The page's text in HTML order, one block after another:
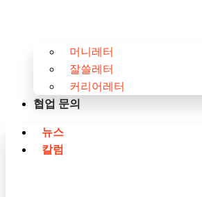
머니레터
잘쓸레터
커리어레터
협업 문의
뉴스
칼럼